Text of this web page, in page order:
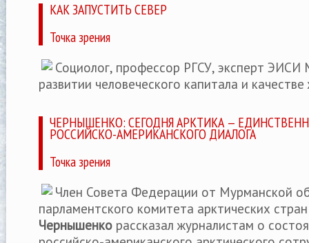
КАК ЗАПУСТИТЬ СЕВЕР
Точка зрения
Социолог, профессор РГСУ, эксперт
развитии человеческого капитала и
ЧЕРНЫШЕНКО: СЕГОДНЯ АРКТИКА —
РОССИЙСКО-АМЕРИКАНСКОГО ДИАЛОГА
Точка зрения
Член Совета Федерации от Мурманской
парламентского комитета арктических
Чернышенко рассказал журналистам о